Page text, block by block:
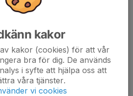
kakor
kakor (cookies) för att vår
bra för dig. De används
i syfte att hjälpa oss att
våra tjänster.
vi cookies